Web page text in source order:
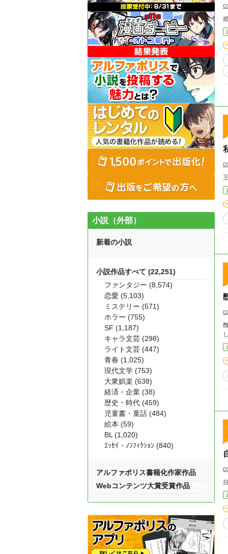
小説（外部）
新着の小説
小説作品すべて (22,251)
ファンタジー (8,574)
恋愛 (5,103)
ミステリー (571)
ホラー (755)
SF (1,187)
キャラ文芸 (298)
ライト文芸 (447)
青春 (1,025)
現代文学 (753)
大衆娯楽 (638)
経済・企業 (38)
歴史・時代 (459)
児童書・童話 (484)
絵本 (59)
BL (1,020)
ｴｯｾｲ・ﾉﾝﾌｨｸｼｮﾝ (840)
アルファポリス書籍化作家作品
Webコンテンツ大賞受賞作品